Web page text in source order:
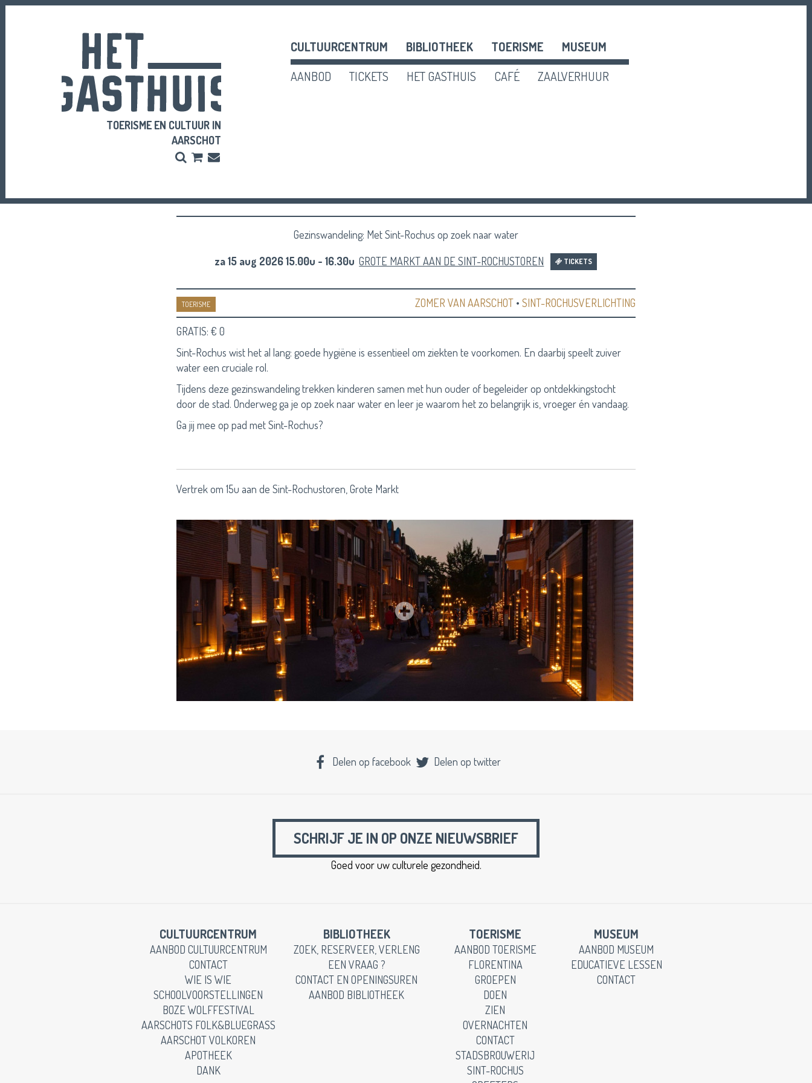
TOERISME EN CULTUUR IN
AARSCHOT
Zoeken
Bestel
en
tickets
Inschrijven
CULTUURCENTRUM BIBLIOTHEEK TOERISME
MUSEUM
AANBOD
TICKETS HET GASTHUIS CAFÉ ZAALVERHUUR
Gezinswandeling: Met Sint-Rochus op zoek naar water
za 15 aug 2026 15.00u - 16.30u GROTE MARKT AAN DE SINT-ROCHUSTOREN TICKETS
TOERISME ZOMER VAN AARSCHOT • SINT-ROCHUSVERLICHTING
GRATIS: € 0
Sint-Rochus wist het al lang: goede hygiëne is essentieel om ziekten te voorkomen. En daarbij speelt zuiver
water een cruciale rol.
Tijdens deze gezinswandeling trekken kinderen samen met hun ouder of begeleider op ontdekkingstocht
door de stad. Onderweg ga je op zoek naar water en leer je waarom het zo belangrijk is, vroeger én vandaag.
Ga jij mee op pad met Sint-Rochus?
Vertrek om 15u aan de Sint-Rochustoren, Grote Markt
Delen op facebook Delen op twitter
SCHRIJF JE IN OP ONZE NIEUWSBRIEF
Goed voor uw culturele gezondheid.
CULTUURCENTRUM
AANBOD CULTUURCENTRUM
CONTACT
WIE IS WIE
SCHOOLVOORSTELLINGEN
BOZE WOLFFESTIVAL
AARSCHOTS FOLK&BLUEGRASS
AARSCHOT VOLKOREN
APOTHEEK
DANK
BIBLIOTHEEK
ZOEK, RESERVEER, VERLENG
EEN VRAAG ?
CONTACT EN OPENINGSUREN
AANBOD BIBLIOTHEEK
TOERISME
AANBOD TOERISME
FLORENTINA
GROEPEN
DOEN
ZIEN
OVERNACHTEN
CONTACT
STADSBROUWERIJ
SINT-ROCHUS
MUSEUM
AANBOD MUSEUM
EDUCATIEVE LESSEN
CONTACT